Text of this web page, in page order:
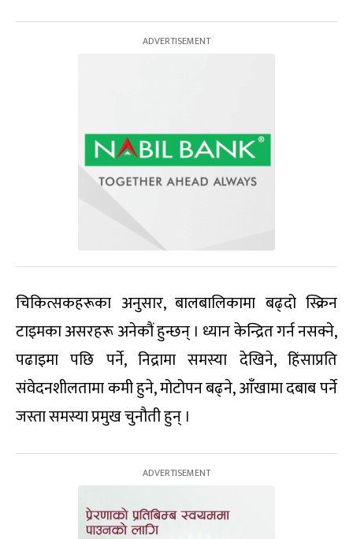
चिकित्सकहरूका अनुसार, बालबालिकामा बढ्दो स्क्रिन
टाइमका असरहरू अनेकौं हुन्छन् । ध्यान केन्द्रित गर्न नसक्ने,
पढाइमा पछि पर्ने, निद्रामा समस्या देखिने, हिंसाप्रति
संवेदनशीलतामा कमी हुने, मोटोपन बढ्ने, आँखामा दबाब पर्ने
जस्ता समस्या प्रमुख चुनौती हुन् ।